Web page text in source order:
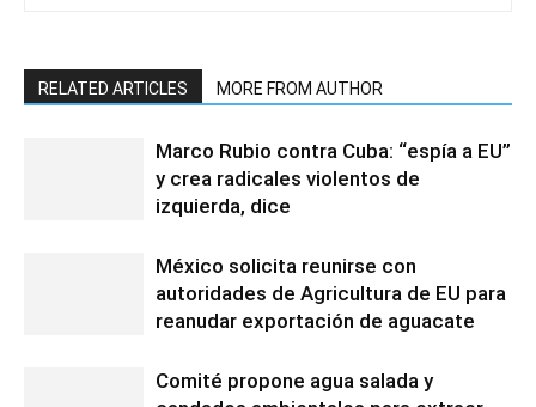
RELATED ARTICLES MORE FROM AUTHOR
Marco Rubio contra Cuba: “espía a EU”
y crea radicales violentos de
izquierda, dice
México solicita reunirse con
autoridades de Agricultura de EU para
reanudar exportación de aguacate
Comité propone agua salada y